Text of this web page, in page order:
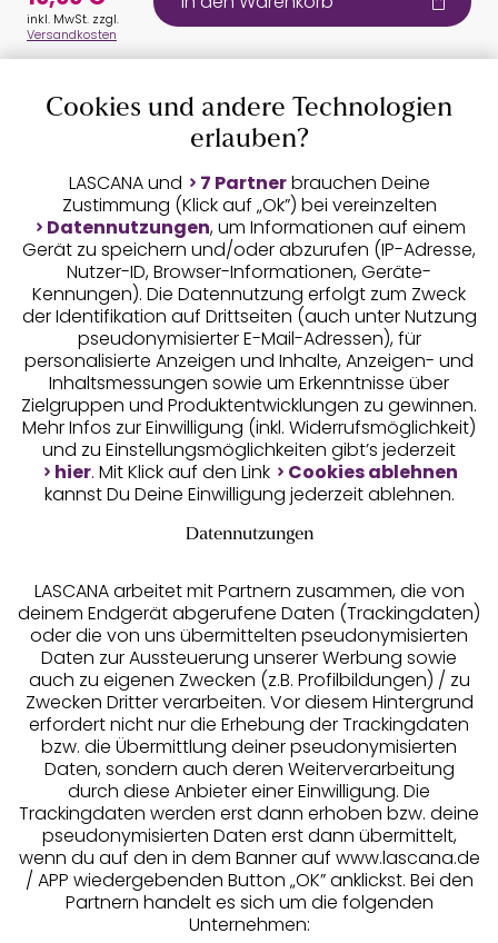
Auszeichnungen
Geprüfte Sicherheit
Unsere Apps
Services
Beratung
Über uns
Rechtliches
inkl. MwSt. zzgl.
Versandkosten
Cookies und andere Technologien
erlauben?
LASCANA und 7 Partnerbrauchen Deine
Zustimmung (Klick auf „Ok”) bei vereinzelten
Datennutzungen, um Informationen auf einem
Gerät zu speichern und/oder abzurufen (IP-Adresse,
Nutzer-ID, Browser-Informationen, Geräte-
Kennungen). Die Datennutzung erfolgt zum Zweck
der Identifikation auf Drittseiten (auch unter Nutzung
pseudonymisierter E-Mail-Adressen), für
personalisierte Anzeigen und Inhalte, Anzeigen- und
Inhaltsmessungen sowie um Erkenntnisse über
Zielgruppen und Produktentwicklungen zu gewinnen.
Mehr Infos zur Einwilligung (inkl. Widerrufsmöglichkeit)
und zu Einstellungsmöglichkeiten gibt’s jederzeit
hier. Mit Klick auf den Link
Cookies ablehnen
kannst Du Deine Einwilligung jederzeit ablehnen.
Datennutzungen
LASCANA arbeitet mit Partnern zusammen, die von
deinem Endgerät abgerufene Daten (Trackingdaten)
oder die von uns übermittelten pseudonymisierten
Daten zur Aussteuerung unserer Werbung sowie
auch zu eigenen Zwecken (z.B. Profilbildungen) / zu
Zwecken Dritter verarbeiten. Vor diesem Hintergrund
erfordert nicht nur die Erhebung der Trackingdaten
bzw. die Übermittlung deiner pseudonymisierten
Daten, sondern auch deren Weiterverarbeitung
durch diese Anbieter einer Einwilligung. Die
Trackingdaten werden erst dann erhoben bzw. deine
pseudonymisierten Daten erst dann übermittelt,
wenn du auf den in dem Banner auf www.lascana.de
/ APP wiedergebenden Button „OK” anklickst. Bei den
Partnern handelt es sich um die folgenden
Unternehmen: